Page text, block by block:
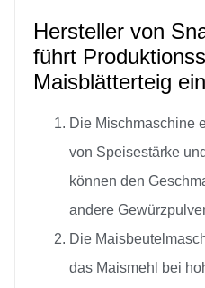
Hersteller von
führt
Maisblätterteig ein
Die Mischmaschine
von Speisestärke
können den
andere
Die
das Maismehl bei